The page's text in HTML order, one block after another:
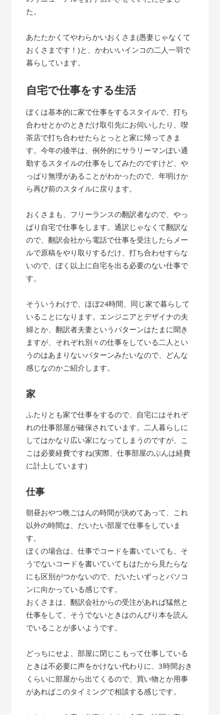
た。
あたたかくてやわらかいおくさま(愚妻じゃなくて
おくさまです！)と、かわいいインコの二人一羽で
暮らしています。
自宅で仕事をする生活
ぼくは基本的に家で仕事をするスタイルで、打ち
合わせとかのときだけ取引先にお伺いしたり、喫
茶店で打ち合わせたらとっとと家に帰ってきま
す。今年の後半は、例外的にサラリーマンぽい通
勤するスタイルの仕事をしてみたのですけど、や
っぱり無理があることがわかったので、年明けか
ら再び前のスタイルに戻ります。
おくさまも、フリーランスの翻訳者なので、やっ
ぱり自宅で仕事をします。通訳じゃなくて翻訳な
ので、翻訳会社から電話で仕事を受注したらメー
ルで原稿をやり取りするだけ、打ち合わせすらな
いので、ぼく以上に自宅を出る必要のない仕事で
す。
そういうわけで、ほぼ24時間、同じ家で暮らして
いることになります。エンジニアとデザイナの夫
婦とか、翻訳者夫妻というパターンはたまに聞き
ますが、それぞれ別々の仕事をしている二人とい
うのはあまりないパターンみたいなので、どんな
感じなのかご紹介します。
家
ふたりとも家で仕事をするので、自宅にはそれぞ
れの仕事部屋が確保されています。二人暮らしに
してはかなり広い家になってしまうのですが、こ
こは必要経費ですね(実際、仕事部屋のぶんは経費
に計上しています)
仕事
朝昼おやつ晩ごはんの時間が決めてあって、これ
以外の時間は、だいたい部屋で仕事をしていま
す。
ぼくの場合は、仕事でコードを書いていても、そ
うでないコードを書いていてもはたから見たらな
にも区別がつかないので、だいたいずっとパソコ
ンに向かっている感じです。
おくさまは、翻訳会社からの受注があれば猛然と
仕事をして、そうでないときはのんびり本を読ん
でいることが多いようです。
どっちにせよ、部屋に閉じこもって仕事している
ときは不必要に声をかけない代わりに、3時間おき
くらいに部屋から出てくるので、買い物とか用事
があればこのタイミングで相談する感じです。